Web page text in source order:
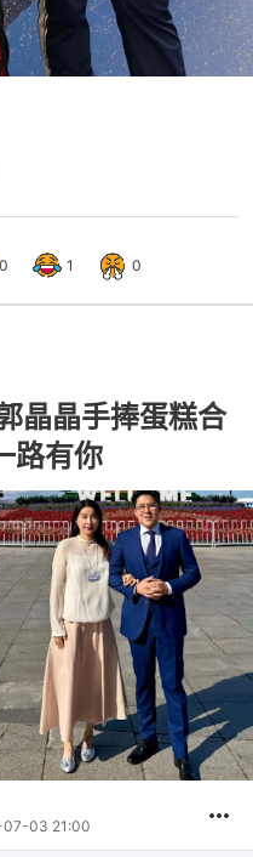
0 1 0
晶晶手捧蛋糕合
路有你
07-03 21:00